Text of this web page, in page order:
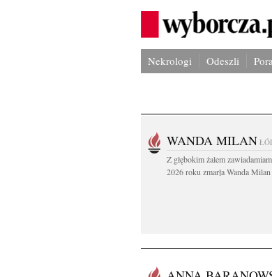
Nekrologi Odeszli
WANDA MILAN
Z głębokim żalem
2026 roku zmarła Wanda